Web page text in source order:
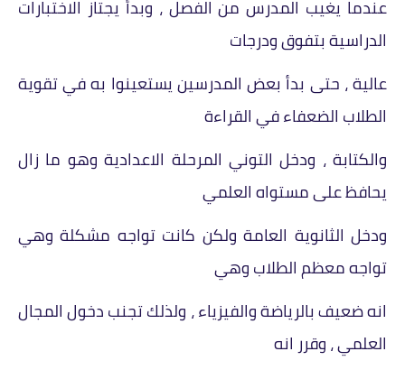
عندما يغيب المدرس من الفصل ، وبدأ يجتاز الاختبارات
الدراسية بتفوق ودرجات
عالية ، حتى بدأ بعض المدرسين يستعينوا به في تقوية
الطلاب الضعفاء في القراءة
والكتابة ، ودخل التوني المرحلة الاعدادية وهو ما زال
يحافظ على مستواه العلمي
ودخل الثانوية العامة ولكن كانت تواجه مشكلة وهي
تواجه معظم الطلاب وهي
انه ضعيف بالرياضة والفيزياء ، ولذلك تجنب دخول المجال
العلمي ، وقرر انه